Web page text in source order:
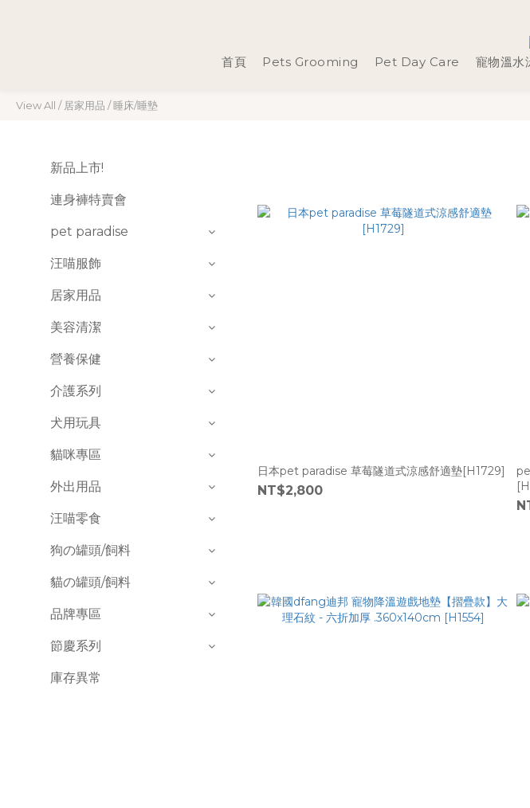
首頁 Pets Grooming Pet Day Care 寵物溫水
View All / 居家用品 /睡床/睡墊
新品上市!
連身褲特賣會
pet paradise
汪喵服飾
居家用品
美容清潔
營養保健
介護系列
犬用玩具
貓咪專區
外出用品
汪喵零食
狗の罐頭/飼料
貓の罐頭/飼料
品牌專區
節慶系列
庫存異常
日本pet paradise 草莓隧道式涼感舒適墊[H1729]
NT$2,800